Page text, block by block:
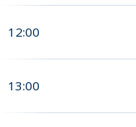
12:00
13:00